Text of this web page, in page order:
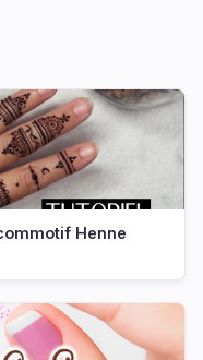
Henne